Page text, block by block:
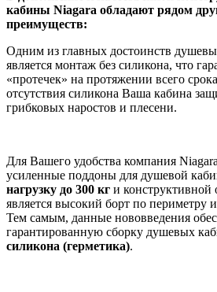
кабины Niagara обладают рядом
преимуществ:
Одним из главных достоинств
является монтаж без силикона, что
«протечек» на протяжении всего
отсутствия силикона Ваша кабина
грибковых наростов и плесени.
Для Вашего удобства компания
усиленные поддоны для душевой
нагрузку до 300 кг и конструктивной
является высокий борт по периметру
Тем самым, данные нововведения
гарантированную сборку душевых
силикона (герметика).